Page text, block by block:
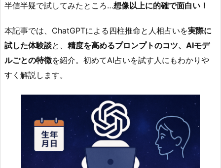
半信半疑で試してみたところ…想像以上に的確で面白い！
本記事では、ChatGPTによる四柱推命と人相占いを実際に
試した体験談と、 精度を高めるプロンプトのコツ、AIモデ
ルごとの特徴を紹介。初めてAI占いを試す人にもわかりや
すく解説します。